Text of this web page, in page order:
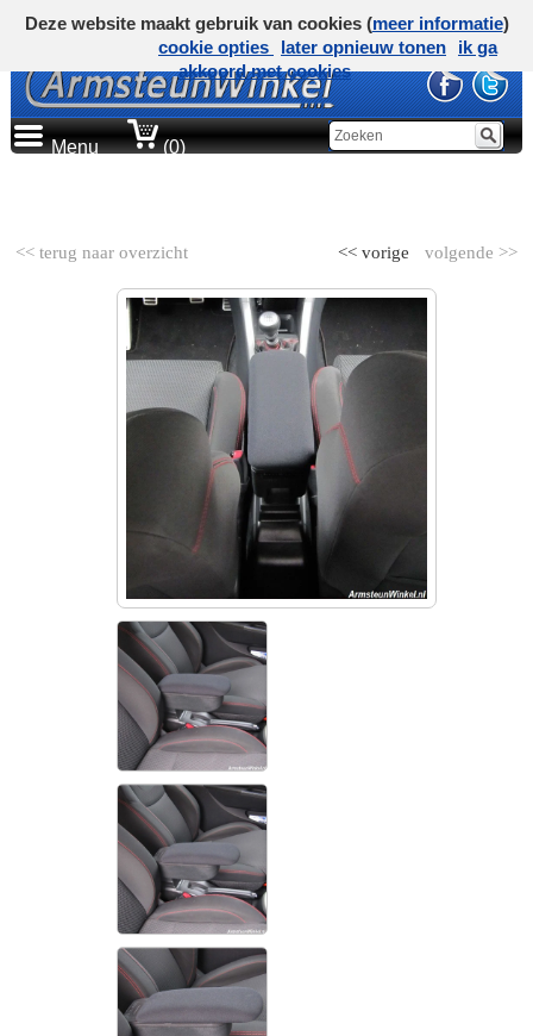
Menu (0)
<< terug naar overzicht volgende >>
<< vorige
Deze website maakt gebruik van cookies (meer informatie)
cookie opties
later opnieuw tonen
ik ga
akkoord met cookies